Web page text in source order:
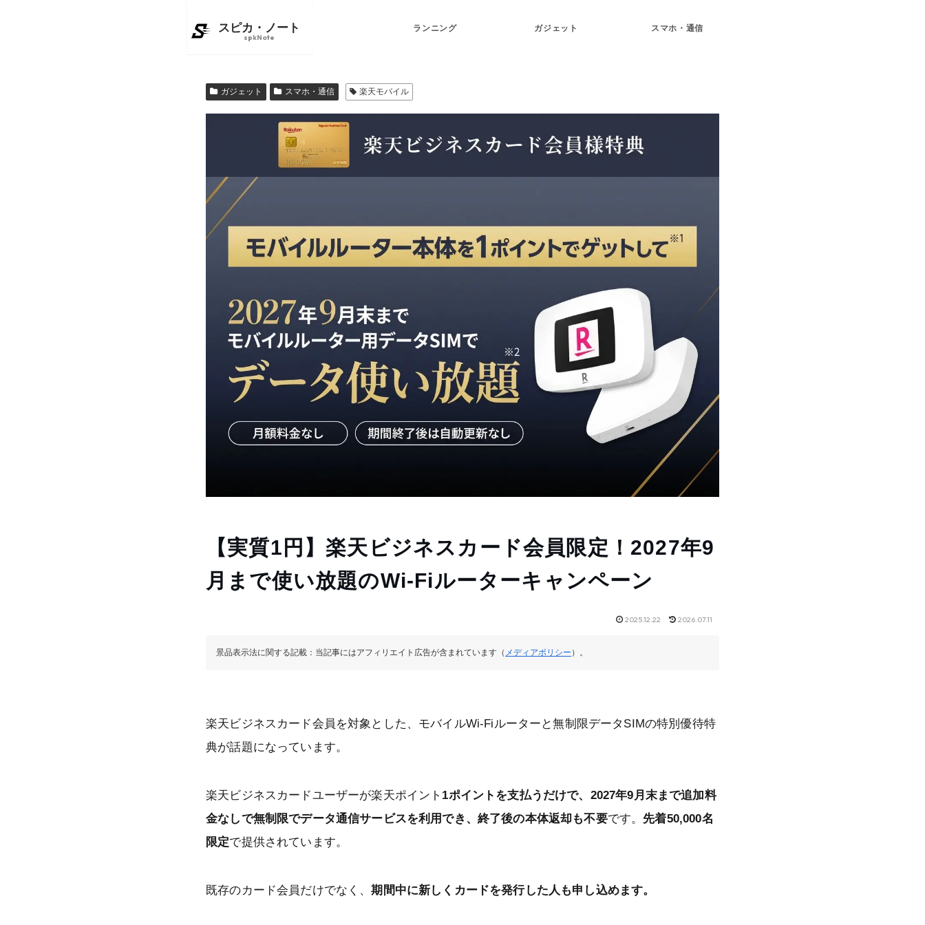
ランニング ガジェット スマホ・通信
ガジェット スマホ・通信 楽天モバイル
【実質1円】楽天ビジネスカード会員限定！2027年9
月まで使い放題のWi-Fiルーターキャンペーン
2025.12.22 2026.07.11
景品表示法に関する記載：当記事にはアフィリエイト広告が含まれています（ メディアポリシー ）。
楽天ビジネスカード会員を対象とした、モバイルWi-Fiルーターと無制限データSIMの特別優待特
典が話題になっています。
楽天ビジネスカードユーザーが楽天ポイント 1ポイントを支払うだけで、2027年9月末まで追加料
金なしで無制限でデータ通信サービスを利用でき、終了後の本体返却も不要です。 先着50,000名
限定で提供されています。
既存のカード会員だけでなく、期間中に新しくカードを発行した人も申し込めます。